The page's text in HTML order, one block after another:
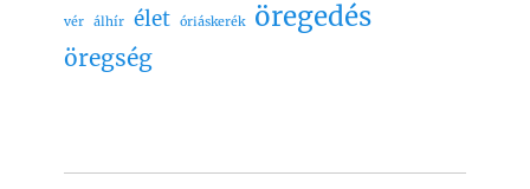
vér álhír élet óriáskerék öregedés
öregség